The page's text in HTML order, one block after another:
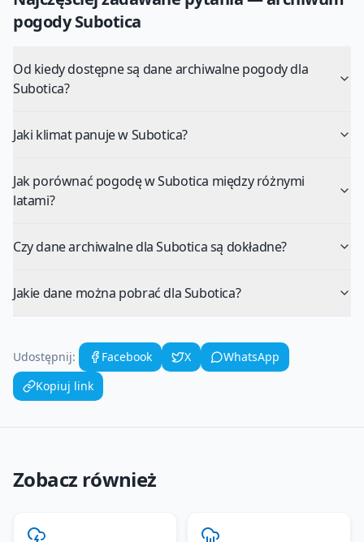
pogodySubotica
Od kiedy dostępne są dane archiwalne pogody dla
Subotica?
Jaki klimat panuje w Subotica?
Jak porównać pogodę w Subotica między różnymi
latami?
Czy dane archiwalne dla Subotica są dokładne?
Jakie dane można pobrać dla Subotica?
Udostępnij: Facebook X
WhatsApp
Kopiuj link
Zobacz również